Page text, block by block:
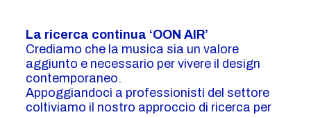
La ricerca continua ‘OON AIR’
Crediamo che la musica sia un valore
aggiunto e necessario per vivere il design
contemporaneo.
Appoggiandoci a professionisti del settore
coltiviamo il nostro approccio di ricerca per